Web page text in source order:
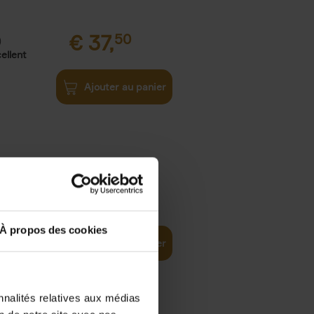
À propos des cookies
relatives aux médias
€ 37,50
Ajouter au panier
world 29,99
Ajouter au panier